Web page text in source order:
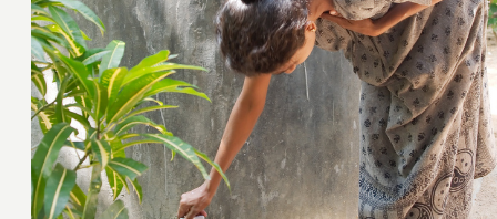
19. Januar 2009